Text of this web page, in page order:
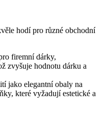
hodí pro různé obchodní
firemní dárky,
zvyšuje hodnotu dárku a
jako elegantní obaly na
které vyžadují estetické a